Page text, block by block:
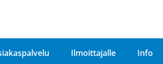
Ilmoittajalle Info